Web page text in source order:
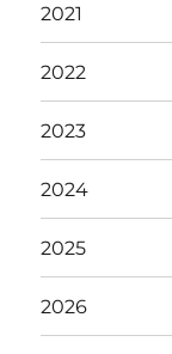
2021
2022
2023
2024
2025
2026